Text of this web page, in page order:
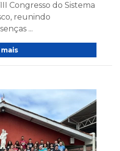
Congresso do Sistema
reunindo
...